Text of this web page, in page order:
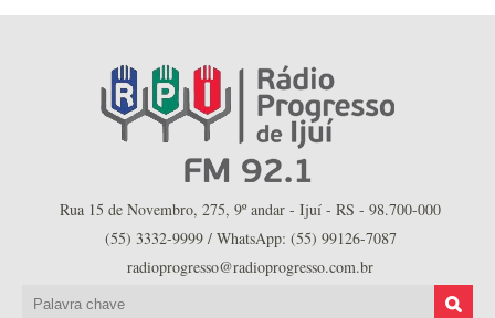
Rua 15 de Novembro, 275, 9º andar - Ijuí - RS - 98.700-000
(55) 3332-9999 / WhatsApp: (55) 99126-7087
radioprogresso@radioprogresso.com.br